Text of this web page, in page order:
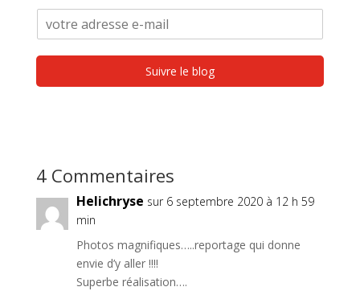
Suivre le blog
4 Commentaires
Helichryse sur 6 septembre 2020 à 12 h 59
min
Photos magnifiques…..reportage qui donne
envie d’y aller !!!!
Superbe réalisation….